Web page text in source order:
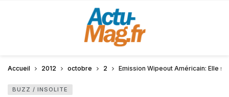
Accueil 2012 octobre 2 Emission Wipeout Américain: Elle
BUZZ / INSOLITE